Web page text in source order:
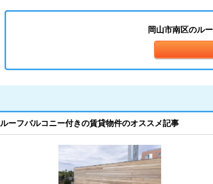
岡山市南区のル
ルーフバルコニー付きの賃貸物件のオススメ記事